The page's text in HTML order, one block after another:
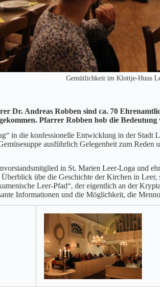
Gemütlichkeit im Klottje-Huus
Dr. Andreas Robben sind ca. 70
Pfarrer Robben hob die
in die konfessionelle Entwicklung in der Stadt
ausführlich Gelegenheit zum Reden
in St. Marien Leer-Loga und
übe die Geschichte der Kirchen in
Leer-Pfad“, der eigentlich an der
Informationen und die Möglichkeit, die